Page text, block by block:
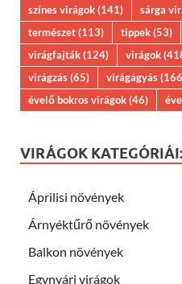
színes virágok(141) sárga
természet(113) tippek(53)
virágfajták(124) virágok
virágzás(65) virágágyás
évelő bokros virágok(46)
VIRÁGOK KATEGÓRIÁI:
Áprilisi növények
Árnyéktűrő növények
Balkon növények
Egynyári virágok